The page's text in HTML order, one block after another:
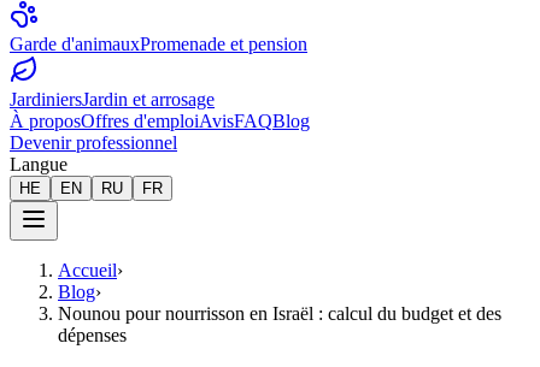
Garde d'animauxPromenade et pension
JardiniersJardin et arrosage
À proposOffres d'emploiAvisFAQBlog
Devenir professionnel
Langue
HE EN RU FR
Accueil›
Blog›
Nounou pour nourrisson en Israël : calcul du budget et des
dépenses